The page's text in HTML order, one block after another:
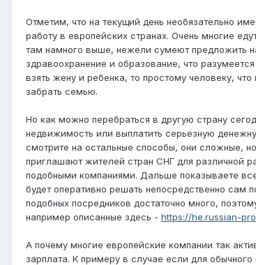
Отметим, что на текущий день необязательно
работу в европейских странах. Очень многие
там намного выше, нежели сумеют предложить
здравоохранение и образование, что
взять жену и ребенка, то простому человеку,
забрать семью.
Но как можно перебраться в другую страну
недвижимость или выплатить серьезную
смотрите на остальные способы, они сложные,
приглашают жителей стран СНГ для различной
подобными компаниями. Дальше показываете
будет оперативно решать непосредственно сам
подобных посредников достаточно много,
например описанные здесь - https://he.russian-
А почему многие европейские компании так
зарплата. К примеру в случае если для